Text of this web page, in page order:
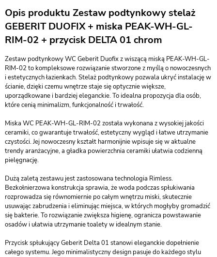
Opis produktu Zestaw podtynkowy stelaż
GEBERIT DUOFIX + miska PEAK-WH-GL-
RIM-02 + przycisk DELTA 01 chrom
Zestaw podtynkowy WC Geberit Duofix z wiszącą miską PEAK-WH-GL-
RIM-02 to kompleksowe rozwiązanie stworzone z myślą o nowoczesnych
i estetycznych łazienkach. Stelaż podtynkowy pozwala ukryć instalację w
ścianie, dzięki czemu wnętrze staje się optycznie większe,
uporządkowane i bardziej eleganckie. To idealna propozycja dla osób,
które cenią minimalizm, funkcjonalność i trwałość.
Miska WC PEAK-WH-GL-RIM-02 została wykonana z wysokiej jakości
ceramiki, co gwarantuje trwałość, estetyczny wygląd i łatwe utrzymanie
czystości. Jej nowoczesny kształt harmonijnie wpisuje się w aktualne
trendy aranżacyjne, a gładka powierzchnia ceramiki ułatwia codzienną
pielęgnację.
Dużą zaletą zestawu jest zastosowana technologia Rimless.
Bezkołnierzowa konstrukcja sprawia, że woda podczas spłukiwania
rozprowadza się równomiernie po całym wnętrzu miski, skutecznie
usuwając zabrudzenia i eliminując miejsca, w których mogłyby gromadzić
się bakterie. To rozwiązanie zwiększa higienę, ogranicza powstawanie
osadów i ułatwia utrzymanie toalety w idealnym stanie.
Przycisk spłukujący Geberit Delta 01 stanowi eleganckie dopełnienie
całego systemu. Jego minimalistyczny design pasuje do każdego stylu